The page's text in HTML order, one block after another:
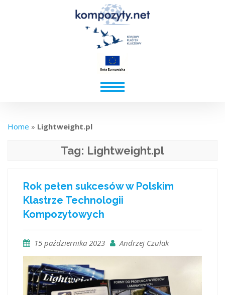
Home » Lightweight.pl
Tag: Lightweight.pl
Rok pełen sukcesów w Polskim
Klastrze Technologii
Kompozytowych
15 października 2023 Andrzej Czulak